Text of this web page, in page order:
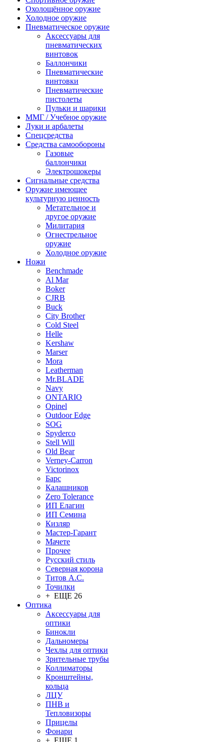
Охолощённое оружие
Холодное оружие
Пневматическое оружие
Аксессуары для
пневматических
винтовок
Баллончики
Пневматические
винтовки
Пневматические
пистолеты
Пульки и шарики
ММГ / Учебное оружие
Луки и арбалеты
Спецсредства
Средства самообороны
Газовые
баллончики
Электрошокеры
Сигнальные средства
Оружие имеющее
культурную ценность
Метательное и
другое оружие
Милитария
Огнестрельное
оружие
Холодное оружие
Ножи
Benchmade
Al Mar
Boker
CJRB
Buck
City Brother
Cold Steel
Helle
Kershaw
Marser
Mora
Leatherman
Mr.BLADE
Navy
ONTARIO
Opinel
Outdoor Edge
SOG
Spyderco
Stell Will
Old Bear
Verney-Carron
Victorinox
Барс
Калашников
Zero Tolerance
ИП Елагин
ИП Семина
Кизляр
Мастер-Гарант
Мачете
Прочее
Русский стиль
Северная корона
Титов А.С.
Точилки
+ ЕЩЕ 26
Оптика
Аксессуары для
оптики
Бинокли
Дальномеры
Чехлы для оптики
Зрительные трубы
Коллиматоры
Кронштейны,
кольца
ЛЦУ
ПНВ и
Тепловизоры
Прицелы
Фонари
+ ЕЩЕ 1